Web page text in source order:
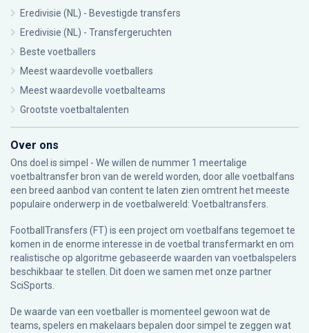
Eredivisie (NL) - Bevestigde transfers
Eredivisie (NL) - Transfergeruchten
Beste voetballers
Meest waardevolle voetballers
Meest waardevolle voetbalteams
Grootste voetbaltalenten
Over ons
Ons doel is simpel - We willen de nummer 1 meertalige
voetbaltransfer bron van de wereld worden, door alle voetbalfans
een breed aanbod van content te laten zien omtrent het meeste
populaire onderwerp in de voetbalwereld: Voetbaltransfers.
FootballTransfers (FT) is een project om voetbalfans tegemoet te
komen in de enorme interesse in de voetbal transfermarkt en om
realistische op algoritme gebaseerde waarden van voetbalspelers
beschikbaar te stellen. Dit doen we samen met onze partner
SciSports
De waarde van een voetballer is momenteel gewoon wat de
teams, spelers en makelaars bepalen door simpel te zeggen wat